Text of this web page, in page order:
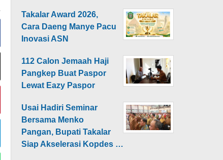
Takalar Award 2026,
Cara Daeng Manye Pacu
Inovasi ASN
112 Calon Jemaah Haji
Pangkep Buat Paspor
Lewat Eazy Paspor
Usai Hadiri Seminar
Bersama Menko
Pangan, Bupati Takalar
Siap Akselerasi Kopdes …